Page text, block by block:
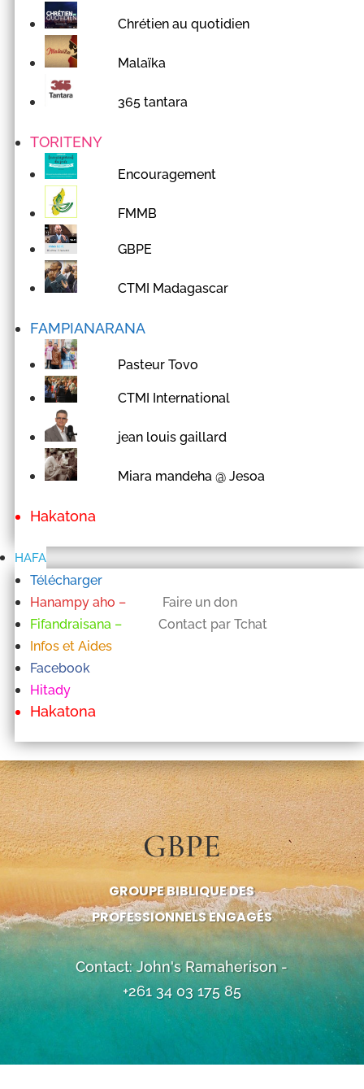
Chrétien au quotidien
Malaïka
365 tantara
TORITENY
Encouragement
FMMB
GBPE
CTMI Madagascar
FAMPIANARANA
Pasteur Tovo
CTMI International
jean louis gaillard
Miara mandeha @ Jesoa
Hakatona
HAFA
Télécharger
Hanampy aho –
Faire un don
Fifandraisana –
Contact par Tchat
Infos et Aides
Facebook
Hitady
Hakatona
GBPE
GROUPE BIBLIQUE DES
PROFESSIONNELS ENGAGÉS
Contact: John's Ramaherison -
+261 34 03 175 85